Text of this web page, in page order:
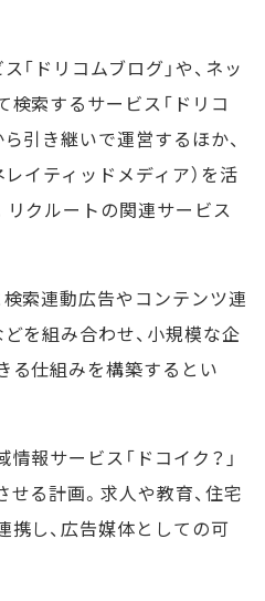
「ドリコムブログ」や、ネッ
検索するサービス「ドリコ
引き継いで運営するほか、
イティッドメディア）を活
クルートの関連サービス
索連動広告やコンテンツ連
を組み合わせ、小規模な企
る仕組みを構築するとい
報サービス「ドコイク？」
る計画。求人や教育、住宅
し、広告媒体としての可